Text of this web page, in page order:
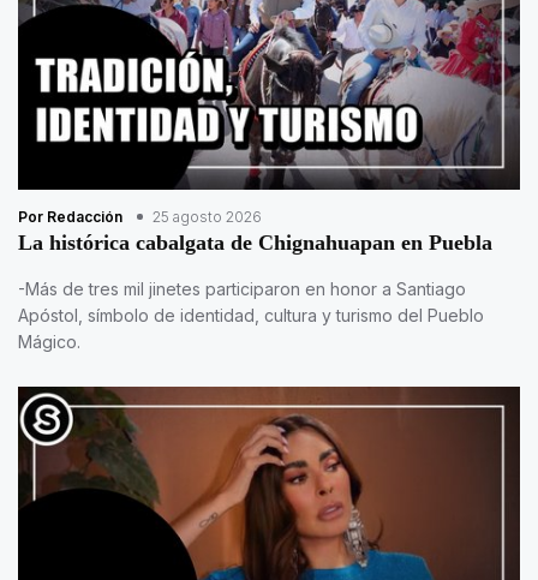
Por Redacción 25 agosto 2026
La histórica cabalgata de Chignahuapan en Puebla
-Más de tres mil jinetes participaron en honor a Santiago
Apóstol, símbolo de identidad, cultura y turismo del Pueblo
Mágico.